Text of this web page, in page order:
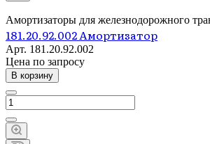
Амортизаторы для железнодорожного
181.20.92.002 Амортизатор
Арт. 181.20.92.002
Цена по запросу
В корзину